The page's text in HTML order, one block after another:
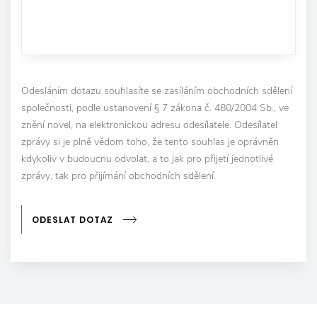
Odesláním dotazu souhlasíte se zasíláním obchodních sdělení
společnosti, podle ustanovení § 7 zákona č. 480/2004 Sb., ve
znění novel, na elektronickou adresu odesílatele. Odesílatel
zprávy si je plně vědom toho, že tento souhlas je oprávněn
kdykoliv v budoucnu odvolat, a to jak pro přijetí jednotlivé
zprávy, tak pro přijímání obchodních sdělení.
ODESLAT DOTAZ